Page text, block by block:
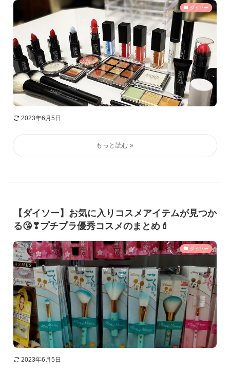
ダイソー
2023年6月5日
【ダイソー】お気に入りコスメアイテムが見つか
る😘❣プチプラ優秀コスメのまとめ💄
ダイソー
2023年6月5日